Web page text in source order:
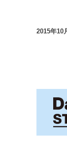
2015年10